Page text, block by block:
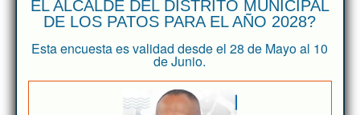
EL ALCALDE DEL DISTRITO MUNICIPAL
DE LOS PATOS PARA EL AÑO 2028?
Esta encuesta es validad desde el 28 de Mayo al 10
de Junio.